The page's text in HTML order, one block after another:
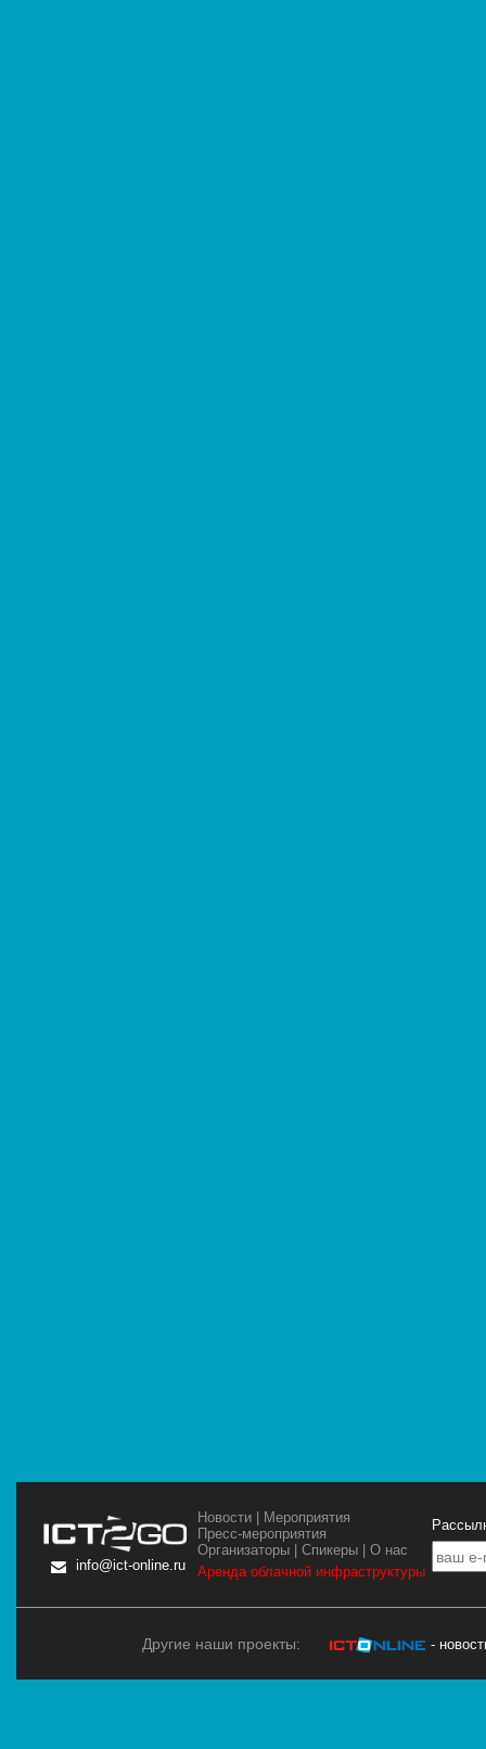
info@ict-online.ru
Новости
Мероприятия
Пресс-мероприятия
Организаторы |Спикеры |О нас
Аренда облачной инфраструктуры
Другие наши проекты: -